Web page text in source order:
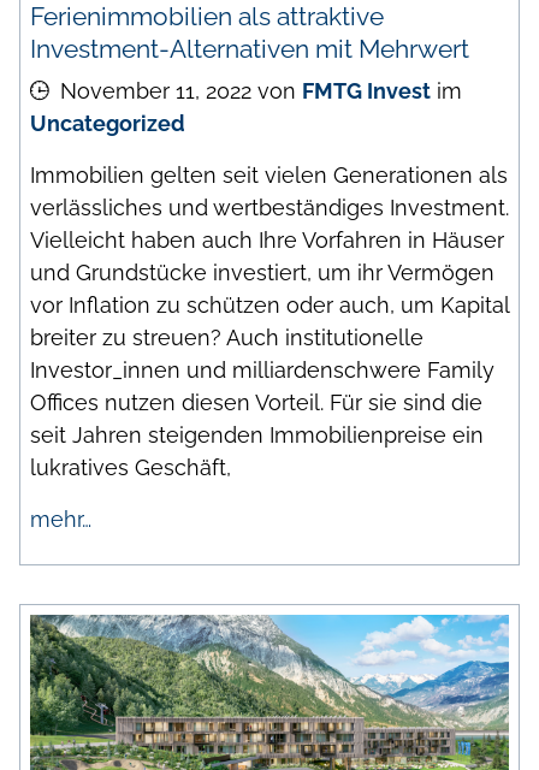
Ferienimmobilien als attraktive
Investment-Alternativen mit Mehrwert
November 11, 2022 von FMTG Invest im
Uncategorized
Immobilien gelten seit vielen Generationen als
verlässliches und wertbeständiges Investment.
Vielleicht haben auch Ihre Vorfahren in Häuser
und Grundstücke investiert, um ihr Vermögen
vor Inflation zu schützen oder auch, um Kapital
breiter zu streuen? Auch institutionelle
Investor_innen und milliardenschwere Family
Offices nutzen diesen Vorteil. Für sie sind die
seit Jahren steigenden Immobilienpreise ein
lukratives Geschäft,
mehr…